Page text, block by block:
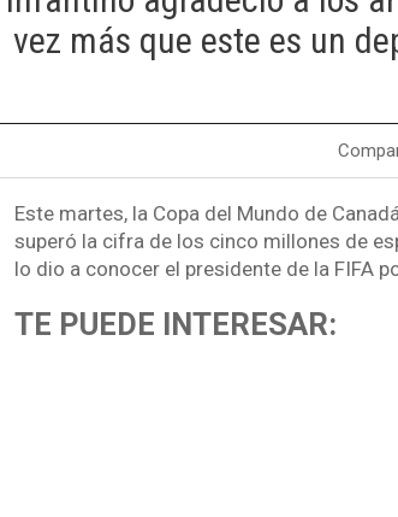
vez más que este es un
Este martes, la Copa del Mundo de
superó la cifra de los cinco millones de
lo dio a conocer el presidente de la FIFA
TE PUEDE INTERESAR: